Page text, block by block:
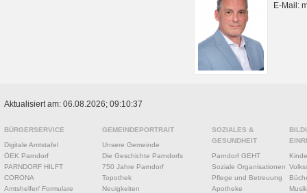
E-Mail:
Aktualisiert am: 06.08.2026; 09:10:37
BÜRGERSERVICE
Digitale Amtstafel
ÖEK Parndorf
PARNDORF HILFT
CORONA
Amtshelfer/ Formulare
GEMEINDEPORTRAIT
Unsere Gemeinde
Die Geschichte Parndorfs
750 Jahre Parndorf
Topothek
Neuigkeiten
SOZIALES &
GESUNDHEIT
Parndorf GEHT
Soziale Organisationen
Pflege und Betreuung
Apotheke